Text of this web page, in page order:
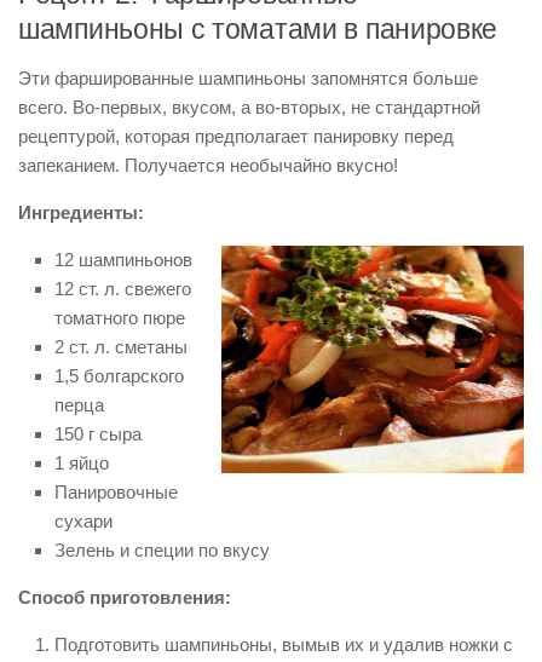
шампиньоны с томатами в панировке
Эти фаршированные шампиньоны запомнятся больше
всего. Во-первых, вкусом, а во-вторых, не стандартной
рецептурой, которая предполагает панировку перед
запеканием. Получается необычайно вкусно!
Ингредиенты:
12 шампиньонов
12 ст. л. свежего
томатного пюре
2 ст. л. сметаны
1,5 болгарского
перца
150 г сыра
1 яйцо
Панировочные
сухари
Зелень и специи по вкусу
Способ приготовления:
Подготовить шампиньоны, вымыв их и удалив ножки с